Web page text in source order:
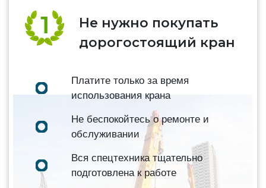
Не нужно покупать
дорогостоящий кран
Платите только за время
использования крана
Не беспокойтесь о ремонте и
обслуживании
Вся спецтехника тщательно
подготовлена к работе